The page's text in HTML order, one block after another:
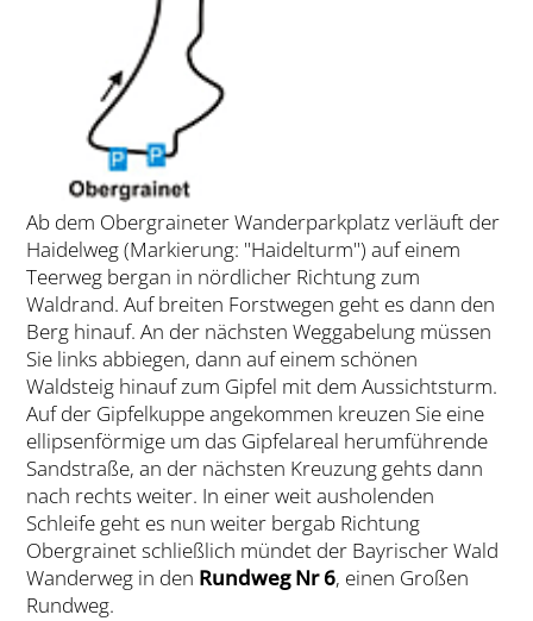
Ab dem Obergraineter Wanderparkplatz verläuft der
Haidelweg (Markierung: "Haidelturm") auf einem
Teerweg bergan in nördlicher Richtung zum
Waldrand. Auf breiten Forstwegen geht es dann den
Berg hinauf. An der nächsten Weggabelung müssen
Sie links abbiegen, dann auf einem schönen
Waldsteig hinauf zum Gipfel mit dem Aussichtsturm.
Auf der Gipfelkuppe angekommen kreuzen Sie eine
ellipsenförmige um das Gipfelareal herumführende
Sandstraße, an der nächsten Kreuzung gehts dann
nach rechts weiter. In einer weit ausholenden
Schleife geht es nun weiter bergab Richtung
Obergrainet schließlich mündet der Bayrischer Wald
Wanderweg in den Rundweg Nr 6, einen Großen
Rundweg.